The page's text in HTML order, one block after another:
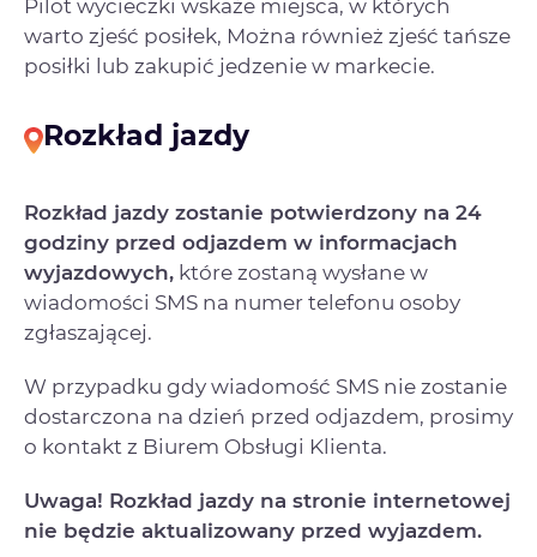
Pilot wycieczki wskaże miejsca, w których
warto zjeść posiłek, Można również zjeść tańsze
posiłki lub zakupić jedzenie w markecie.
Rozkład jazdy
Rozkład jazdy zostanie potwierdzony na 24
godziny przed odjazdem w informacjach
wyjazdowych, które zostaną wysłane w
wiadomości SMS na numer telefonu osoby
zgłaszającej.
W przypadku gdy wiadomość SMS nie zostanie
dostarczona na dzień przed odjazdem, prosimy
o kontakt z Biurem Obsługi Klienta.
Uwaga! Rozkład jazdy na stronie internetowej
nie będzie aktualizowany przed wyjazdem.